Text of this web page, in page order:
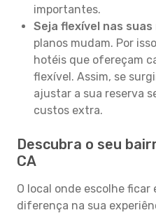
importantes.
Seja flexível nas
planos mudam. Por
hotéis que ofereçam
flexível. Assim, se
ajustar a sua reserva
custos extra.
Descubra o seu
CA
O local onde escolhe
diferença na sua